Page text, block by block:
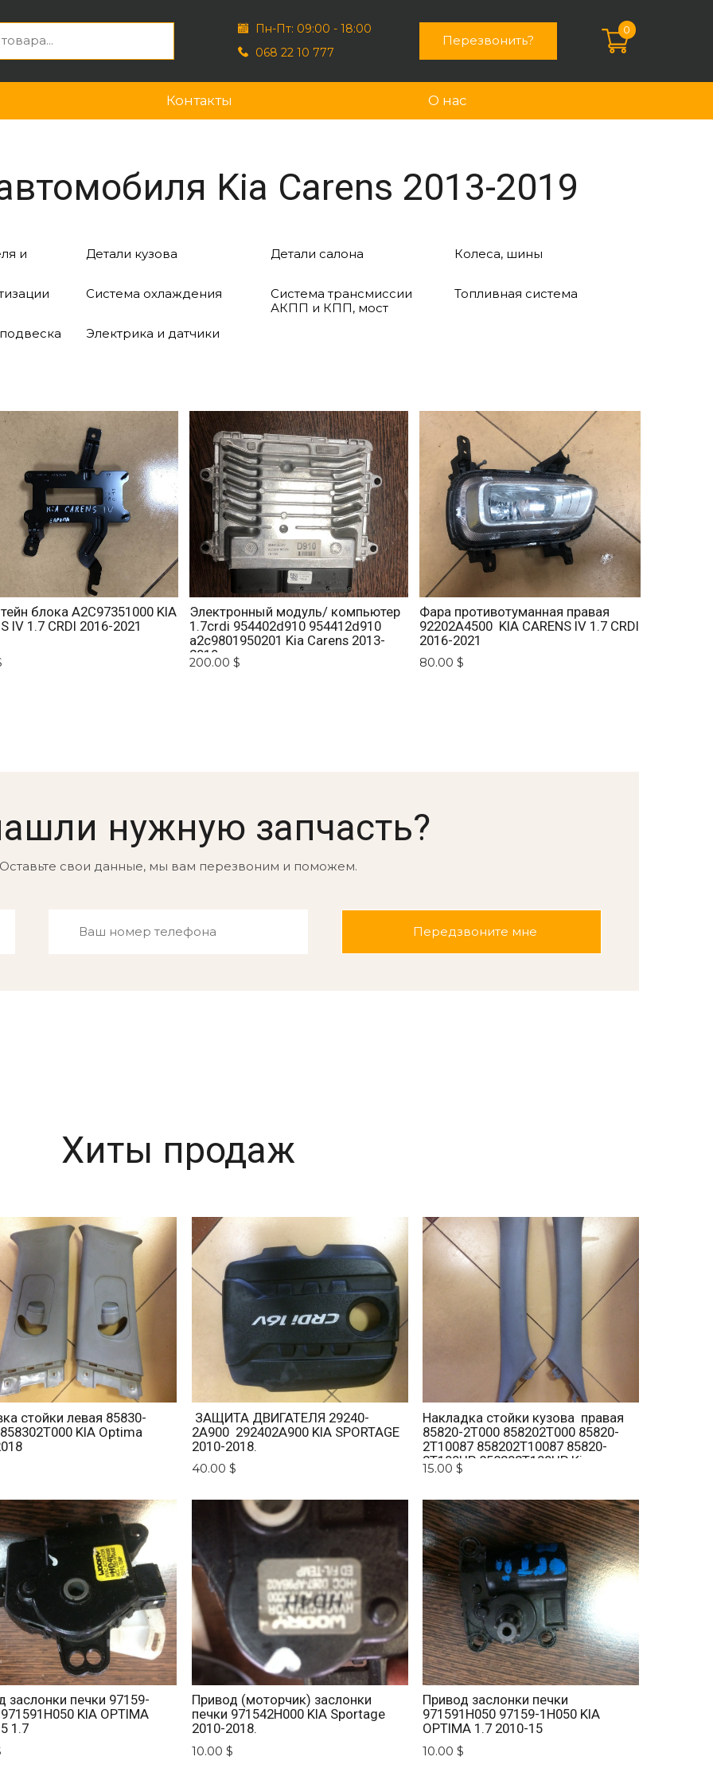
Пн-Пт: 09:00 - 18:00
068 22 10 777
Перезвонить?
0
Контакты О нас
Kia Carens 2013-2019
и Детали кузова Детали салона Колеса, шины
Система охлаждения
Система трансмиссии
АКПП и КПП, мост
Топливная система
Электрика и датчики
блока A2C97351000 KIA
IV 1.7 CRDI 2016-2021
Электронный модуль/ компьютер
1.7crdi 954402d910 954412d910
a2c9801950201 Kia Carens 2013-
2019
200.00 $
Фара противотуманная правая
92202A4500 KIA CARENS IV 1.7 CRDI
2016-2021
80.00 $
нужную запчасть?
Оставьте свои данные, мы вам перезвоним и поможем.
Хиты продаж
стойки левая 85830-
KIA Optima
ЗАЩИТА ДВИГАТЕЛЯ 29240-
2A900 292402A900 KIA SPORTAGE
2010-2018.
40.00 $
Накладка стойки кузова правая
85820-2T000 858202T000 85820-
2T10087 858202T10087 85820-
2T100UP 858202T100UP Kia
Optima 2010 -2015
15.00 $
заслонки печки 97159-
KIA OPTIMA
1.7
Привод (моторчик) заслонки
печки 971542H000 KIA Sportage
2010-2018.
10.00 $
Привод заслонки печки
971591H050 97159-1H050 KIA
OPTIMA 1.7 2010-15
10.00 $